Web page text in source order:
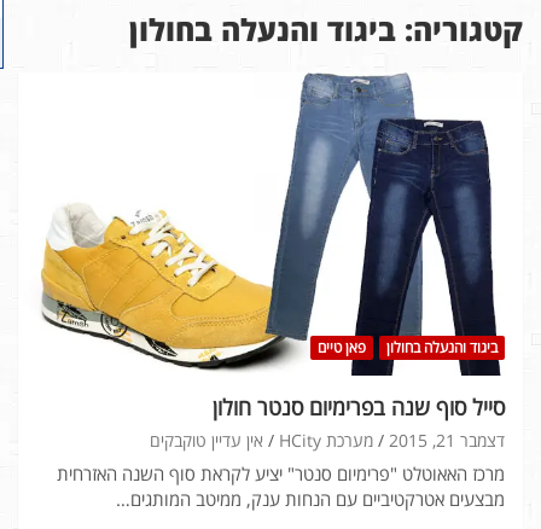
קטגוריה: ביגוד והנעלה בחולון
ביגוד והנעלה בחולון פאן טיים
סייל סוף שנה בפרימיום סנטר חולון
דצמבר 21, 2015 מערכת HCity אין עדיין טוקבקים
מרכז האאוטלט "פרימיום סנטר" יציע לקראת סוף השנה האזרחית
מבצעים אטרקטיביים עם הנחות ענק, ממיטב המותגים…